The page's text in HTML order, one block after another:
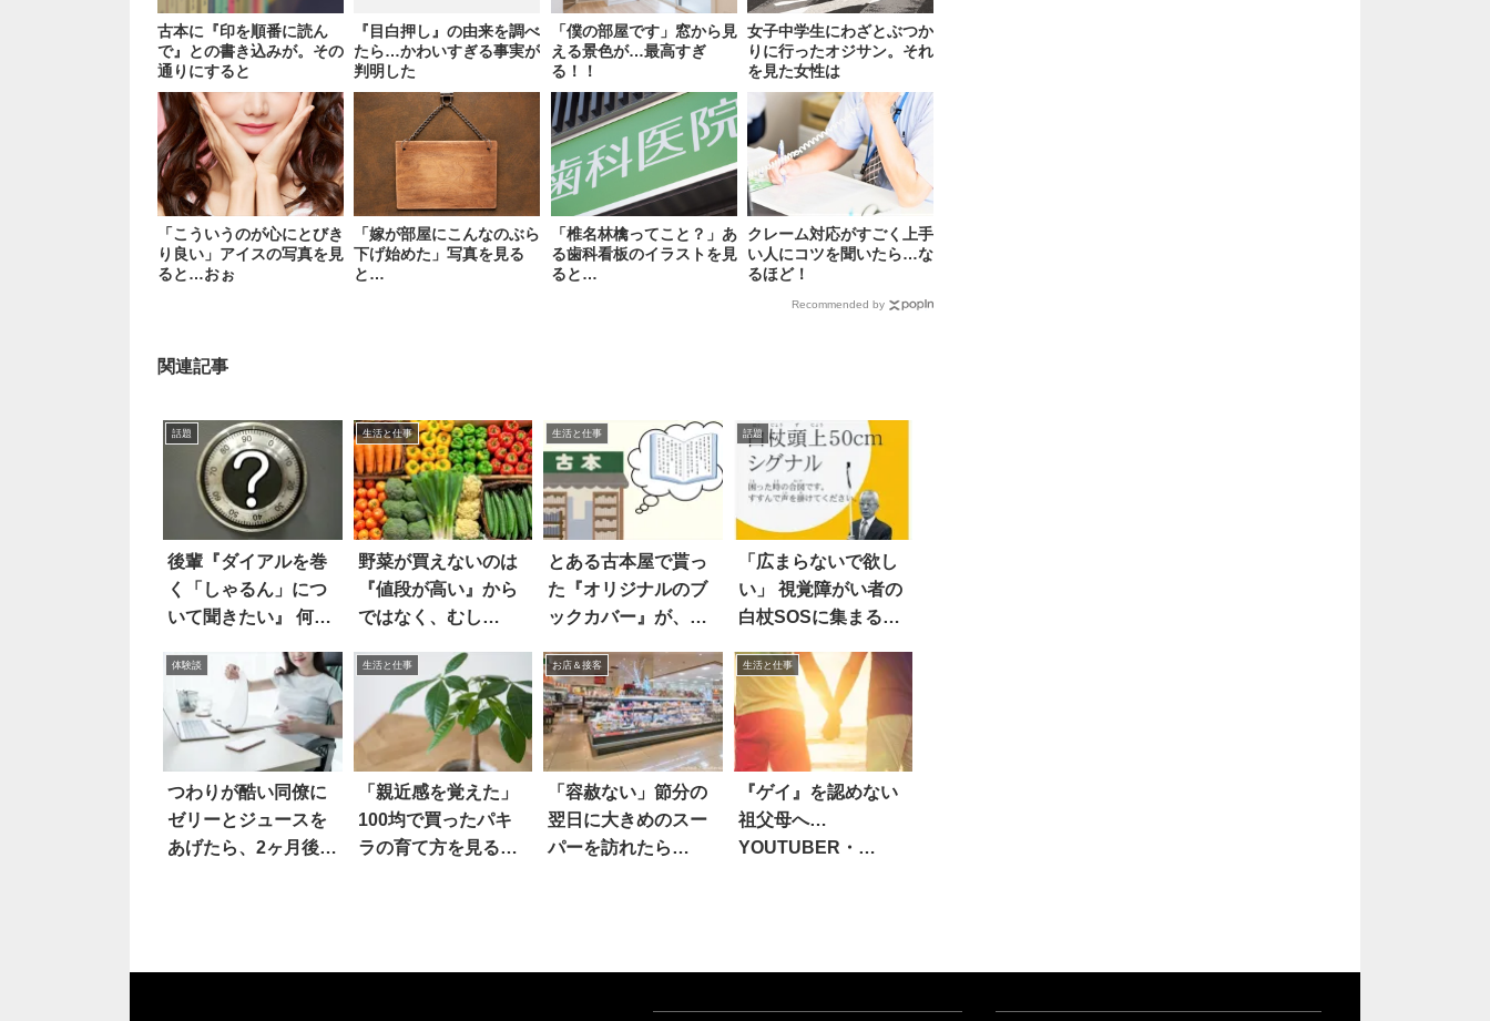
古本に『印を順番に読ん
で』との書き込みが。その
通りにすると
『目白押し』の由来を調べ
たら…かわいすぎる事実が
判明した
「僕の部屋です」窓から見
える景色が…最高すぎ
る！！
女子中学生にわざとぶつか
りに行ったオジサン。それ
を見た女性は
「こういうのが心にとびき
り良い」アイスの写真を見
ると…おぉ
「嫁が部屋にこんなのぶら
下げ始めた」写真を見る
と…
「椎名林檎ってこと？」あ
る歯科看板のイラストを見
ると…
クレーム対応がすごく上手
い人にコツを聞いたら…な
るほど！
Recommended by
関連記事
話題
後輩『ダイアルを巻
く「しゃるん」につ
いて聞きたい』 何の
マジか
生活と仕事
野菜が買えないのは
『値段が高い』から
ではなく、むし
生活と仕事
とある古本屋で貰っ
た『オリジナルのブ
ックカバー』が、素
話題
「広まらないで欲し
い」 視覚障がい者の
白杖SOSに集まる当
体験談
つわりが酷い同僚に
ゼリーとジュースを
あげたら、2ヶ月後…
生活と仕事
「親近感を覚えた」
100均で買ったパキ
ラの育て方を見る
お店＆接客
「容赦ない」節分の
翌日に大きめのスー
パーを訪れたら…
生活と仕事
『ゲイ』を認めない
祖父母へ…
YOUTUBER・